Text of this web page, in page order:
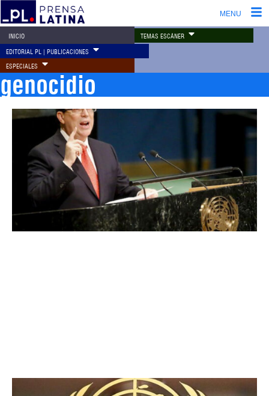
MENU
INICIO TEMAS ESCÁNER
EDITORIAL PL | PUBLICACIONES
ESPECIALES
genocidio